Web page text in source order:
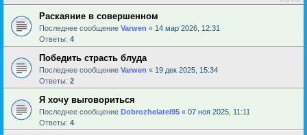
Раскаяние в совершенном
Последнее сообщение Varwen « 14 мар 2026, 12:31
Ответы: 4
Победить страсть блуда
Последнее сообщение Varwen « 19 дек 2025, 15:34
Ответы: 2
Я хочу выговориться
Последнее сообщение Dobrozhelatel95 « 07 ноя 2025, 11:11
Ответы: 4